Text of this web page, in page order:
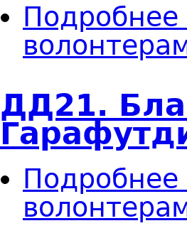
Подробнее
ДД21.
Подробнее